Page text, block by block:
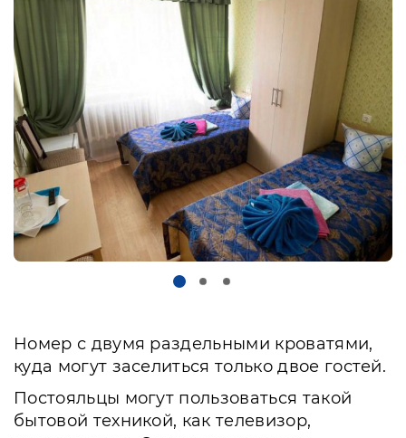
Номер с двумя раздельными кроватями,
куда могут заселиться только двое гостей.
Постояльцы могут пользоваться такой
бытовой техникой, как телевизор,